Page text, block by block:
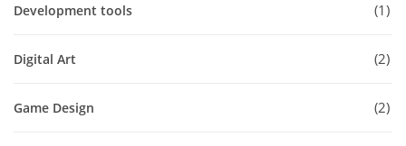
Development tools 1
Digital Art 2
Game Design 2